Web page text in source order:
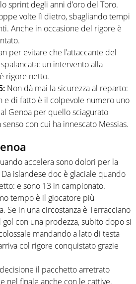
sprint degli anni d’oro del Toro.
volte lì dietro, sbagliando tempi
Anche in occasione del rigore è
per evitare che l’attaccante del
un intervento alla
rigore netto.
Non dà mai la sicurezza al reparto:
e di fatto è il colpevole numero uno
Genoa per quello sciagurato
con cui ha innescato Messias.
accelera sono dolori per la
islandese doc è glaciale quando
e sono 13 in campionato.
tempo è il giocatore più
Se in una circostanza è Terracciano
gol con una prodezza, subito dopo si
mandando a lato di testa
col rigore conquistato grazie
il pacchetto arretrato
nel finale anche con le cattive.